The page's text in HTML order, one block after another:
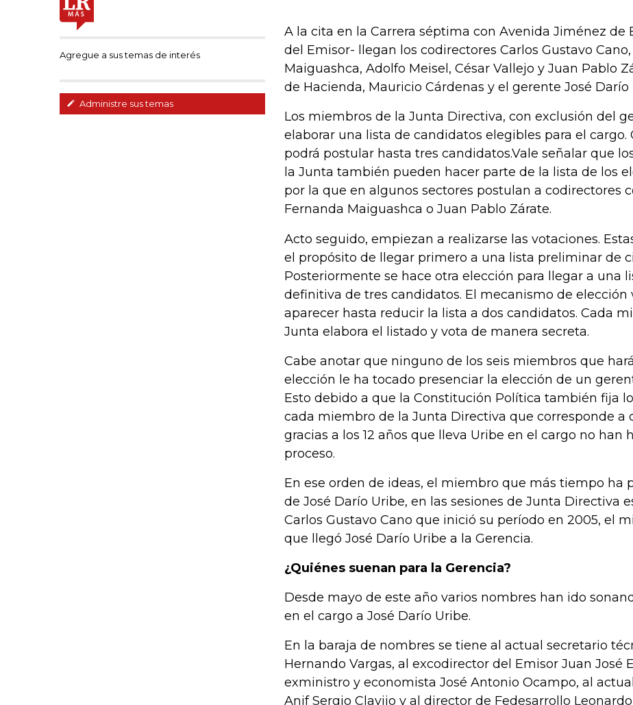
Agregue a sus temas de interés
Administre sus temas
A la cita en la Carrera séptima con Avenida Jiménez de
del Emisor- llegan los codirectores Carlos Gustavo
Maiguashca, Adolfo Meisel, César Vallejo y Juan Pablo
de Hacienda, Mauricio Cárdenas y el gerente José Darío
Los miembros de la Junta Directiva, con exclusión del
elaborar una lista de candidatos elegibles para el cargo.
podrá postular hasta tres candidatos.Vale señalar que
la Junta también pueden hacer parte de la lista de los
por la que en algunos sectores postulan a codirectores
Fernanda Maiguashca o Juan Pablo Zárate.
Acto seguido, empiezan a realizarse las votaciones.
el propósito de llegar primero a una lista preliminar de
Posteriormente se hace otra elección para llegar a una
definitiva de tres candidatos. El mecanismo de elección
aparecer hasta reducir la lista a dos candidatos. Cada
Junta elabora el listado y vota de manera secreta.
Cabe anotar que ninguno de los seis miembros que
elección le ha tocado presenciar la elección de un
Esto debido a que la Constitución Política también fija
cada miembro de la Junta Directiva que corresponde a
gracias a los 12 años que lleva Uribe en el cargo no han
proceso.
En ese orden de ideas, el miembro que más tiempo ha
de José Darío Uribe, en las sesiones de Junta Directiva
Carlos Gustavo Cano que inició su período en 2005, el
que llegó José Darío Uribe a la Gerencia.
¿Quiénes suenan para la Gerencia?
Desde mayo de este año varios nombres han ido
en el cargo a José Darío Uribe.
En la baraja de nombres se tiene al actual secretario
Hernando Vargas, al excodirector del Emisor Juan José
exministro y economista José Antonio Ocampo, al
Anif Sergio Clavijo y al director de Fedesarrollo